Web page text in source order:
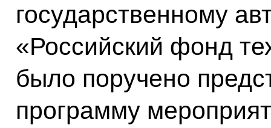
государственному
«Российский фонд
было поручено
программу